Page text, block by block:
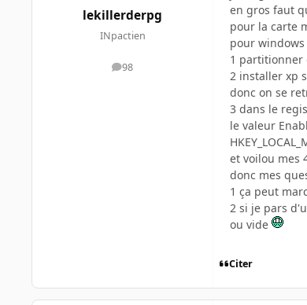
lekillerderpg
INpactien
98
messages
en gros faut
pour la carte
pour
1 partitionner
2 installer xp
donc on se
3 dans le
le valeur
et voilou mes
donc mes
1 ça peut
2 si je pars
ou vide
Citer